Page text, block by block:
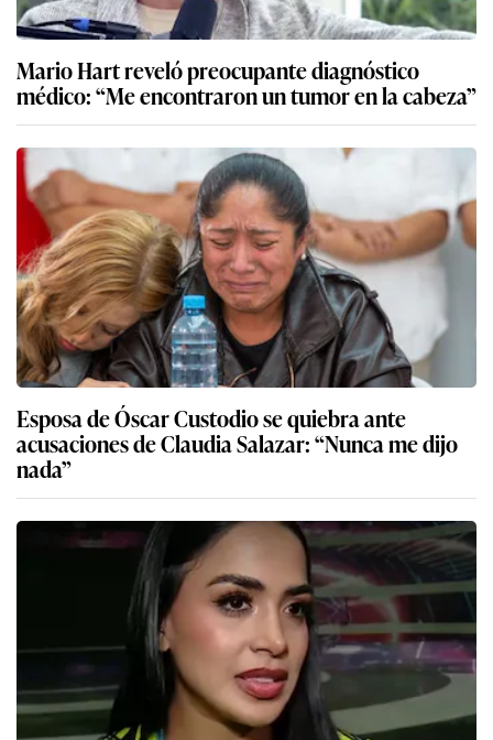
Mario Hart reveló preocupante diagnóstico
médico: “Me encontraron un tumor en la cabeza”
Esposa de Óscar Custodio se quiebra ante
acusaciones de Claudia Salazar: “Nunca me dijo
nada”